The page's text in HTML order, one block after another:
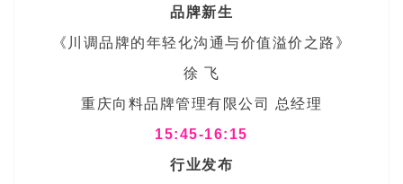
品牌新生
《川调品牌的年轻化沟通与价值溢价之路》
徐 飞
重庆向料品牌管理有限公司 总经理
15:45-16:15
行业发布